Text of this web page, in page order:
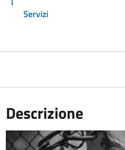
Servizi
Descrizione